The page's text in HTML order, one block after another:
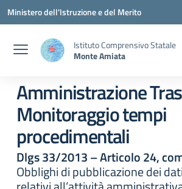
Vai ai contenuti
Vai al menu di navigazione
Vai al footer
Ministero dell'Istruzione e del Merito
Istituto Comprensivo Statale
Monte Amiata
Amministrazione
Monitoraggio tempi
procedimentali
Dlgs 33/2013 – Articolo 24,
Obblighi di pubblicazione dei